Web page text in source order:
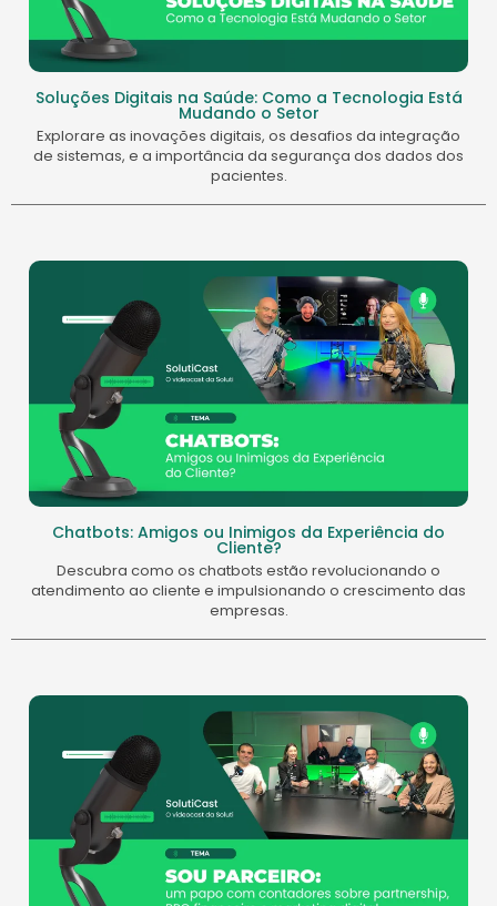
Soluções Digitais na Saúde: Como a Tecnologia Está
Mudando o Setor
Explorare as inovações digitais, os desafios da integração
de sistemas, e a importância da segurança dos dados dos
pacientes.
Chatbots: Amigos ou Inimigos da Experiência do
Cliente?
Descubra como os chatbots estão revolucionando o
atendimento ao cliente e impulsionando o crescimento das
empresas.